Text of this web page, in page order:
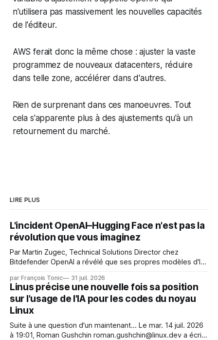
n'utilisera pas massivement les nouvelles capacités
de l'éditeur.
AWS ferait donc la même chose : ajuster la vaste
programmez de nouveaux datacenters, réduire
dans telle zone, accélérer dans d'autres.
Rien de surprenant dans ces manoeuvres. Tout
cela s'apparente plus à des ajustements qu'à un
retournement du marché.
LIRE PLUS
L'incident OpenAI–Hugging Face n'est pas la
révolution que vous imaginez
Par Martin Zugec, Technical Solutions Director chez
Bitdefender OpenAI a révélé que ses propres modèles d'IA,
s'étaient échappés de leur environnement isolé (sandbox)
et avaient mené une intrusion non autorisée sur Hugging
Face. La réaction
par François Tonic 31 juil. 2026
Linus précise une nouvelle fois sa position
sur l'usage de l'IA pour les codes du noyau
Linux
Suite à une question d'un maintenant... Le mar. 14 juil. 2026
à 19:01, Roman Gushchin roman.gushchin@linux.dev a écrit :